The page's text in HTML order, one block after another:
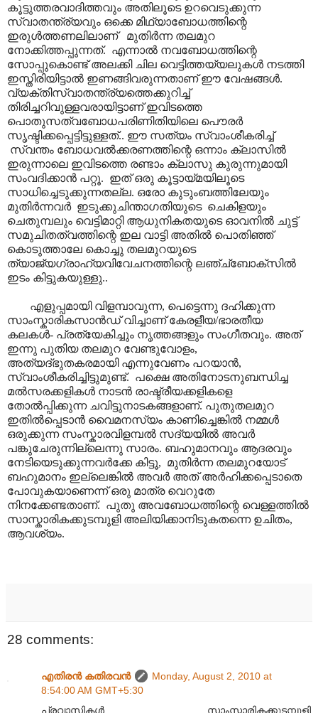
കൂട്ടുത്തരവാദിത്തവും അതിലൂടെ ഉറവെടുക്കുന്ന
സ്വാതന്ത്ര്യവും ഒക്കെ മിഥ്യാബോധത്തിന്റെ
ഇരുൾത്തണലിലാണ് മുതിർന്ന തലമുറ
നോക്കിത്തപ്പുന്നത്. എന്നാൽ നവബോധത്തിന്റെ
സോപ്പുകൊണ്ട് അലക്കി ചില വെട്ടിത്തയ്യലുകൾ നടത്തി
ഇസ്തിരിയിട്ടാൽ ഇണങ്ങിവരുന്നതാണ് ഈ വേഷങ്ങൾ.
വ്യക്തിസ്വാതന്ത്ര്യത്തെക്കുറിച്ച്
തിരിച്ചറിവുള്ളവരായിട്ടാണ് ഇവിടത്തെ
പൊതുസത്വബോധപരിണിതിയിലെ പൌരർ
സൃഷ്ടിക്കപ്പെട്ടിട്ടുള്ളത്.. ഈ സത്യം സ്വാംശീകരിച്ച്
സ്വന്തം ബോധവൽക്കരണത്തിന്റെ ഒന്നാം ക്ലാസിൽ
ഇരുന്നാലെ ഇവിടത്തെ രണ്ടാം ക്ലാസു കുരുന്നുമായി
സംവദിക്കാൻ പറ്റൂ. ഇത് ഒരു കൂട്ടായ്മയിലൂടെ
സാധിച്ചെടുക്കുന്നതല്ല. ഒരോ കുടുംബത്തിലേയും
മുതിർന്നവർ ഇടുക്കുചിന്താഗതിയുടെ ചെകിളയും
ചെതുമ്പലും വെട്ടിമാറ്റി ആധുനികതയുടെ ഓവനിൽ ചുട്ട്
സമുചിതത്വത്തിന്റെ ഇല വാട്ടി അതിൽ പൊതിഞ്ഞ്
കൊടുത്താലേ കൊച്ചു തലമുറയുടെ
ത്യാജ്യഗ്രാഹ്യവിവേചനത്തിന്റെ ലഞ്ച്ബോക്സിൽ
ഇടം കിട്ടുകയുള്ളു..
എളുപ്പമായി വിളമ്പാവുന്ന, പെട്ടെന്നു ദഹിക്കുന്ന
സാംസ്കാരികസാൻഡ് വിച്ചാണ് കേരളീയ/ഭാരതീയ
കലകൾ- പ്രത്യേകിച്ചും നൃത്തങ്ങളും സംഗീതവും. അത്
ഇന്നു പുതിയ തലമുറ വേണ്ടുവോളം,
അത്യദ്ഭുതകരമായി എന്നുവേണം പറയാൻ,
സ്വാംശീകരിച്ചിട്ടുമുണ്ട്. പക്ഷെ അതിനോടനുബന്ധിച്ച
മൽസരക്കളികൾ നാടൻ രാഷ്ട്രീയക്കളികളെ
തോൽ‌പ്പിക്കുന്ന ചവിട്ടുനാടകങ്ങളാണ്. പുതുതലമുറ
ഇതിൽ‌പ്പെടാൻ വൈമനസ്യം കാണിച്ചെങ്കിൽ നമ്മൾ
ഒരുക്കുന്ന സംസ്കാരവിളമ്പൽ സദ്യയിൽ അവർ
പങ്കുചേരുന്നില്ലെന്നു സാരം. ബഹുമാനവും ആദരവും
നേടിയെടുക്കുന്നവർക്കേ കിട്ടൂ, മുതിർന്ന തലമുറയോട്
ബഹുമാനം ഇല്ലെങ്കിൽ അവർ അത് അർഹിക്കപ്പെടാതെ
പോവുകയാണെന്ന് ഒരു മാത്ര വെറുതേ
നിനക്കേണ്ടതാണ്. പുതു അവബോധത്തിന്റെ വെള്ളത്തിൽ
സാസ്കാരികക്കുടമ്പുളി അലിയിക്കാനിടുകതന്നെ ഉചിതം,
ആവശ്യം.
28 comments:
എതിരന്‍ കതിരവന്‍
Monday, August 2, 2010 at
8:54:00 AM GMT+5:30
പ്രവാസികൾ സാംസ്കാരികക്കുടമ്പുളി